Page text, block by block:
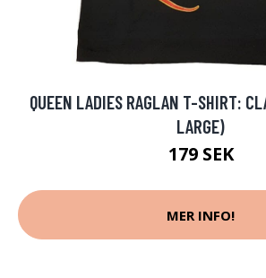
QUEEN LADIES RAGLAN T-SHIRT:
LARGE)
179 SEK
MER INFO!